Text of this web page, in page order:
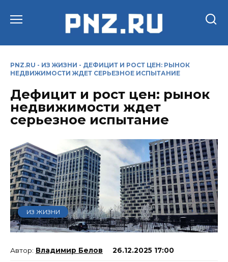
PNZ.RU - ИЗ ЖИЗНИ - ДЕФИЦИТ И РОСТ ЦЕН: РЫНОК
НЕДВИЖИМОСТИ ЖДЕТ СЕРЬЕЗНОЕ ИСПЫТАНИЕ
Дефицит и рост цен: рынок
недвижимости ждет
серьезное испытание
ИЗ ЖИЗНИ
Владимир Белов 26.12.2025 17:00